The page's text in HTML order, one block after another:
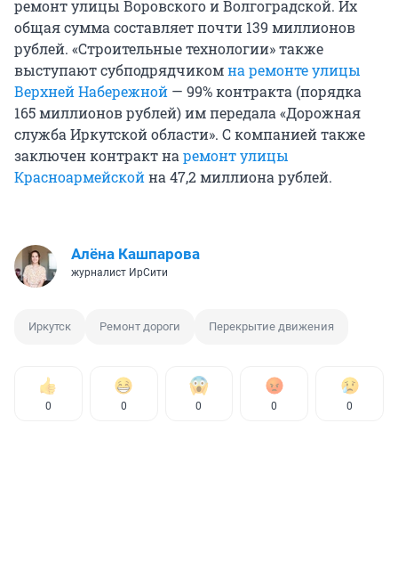
ремонт улицы Воровского и Волгоградской. Их
общая сумма составляет почти 139 миллионов
рублей. «Строительные технологии» также
выступают субподрядчикомна ремонте улицы
Верхней Набережной — 99% контракта (порядка
165 миллионов рублей) им передала «Дорожная
служба Иркутской области». С компанией также
заключен контракт наремонт улицы
Красноармейскойна 47,2 миллиона рублей.
Алёна Кашпарова
журналист ИрСити
Иркутск Ремонт дороги Перекрытие движения
0 0 0 0 0